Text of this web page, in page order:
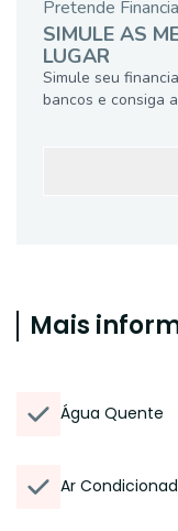
Pretende
SIMULE AS
LUGAR
Simule seu
bancos e consiga
Mais
Água Quente
Ar